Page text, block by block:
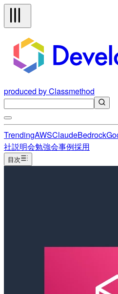
produced by Classmethod
TrendingAWSClaudeBedrock
社説明会勉強会事例採用
目次